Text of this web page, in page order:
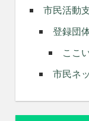
市民活動
登録団
ここ
市民ネ